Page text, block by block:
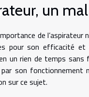
un
de
pour son efficacité
un rien de temps
son fonctionnement
sur ce sujet.